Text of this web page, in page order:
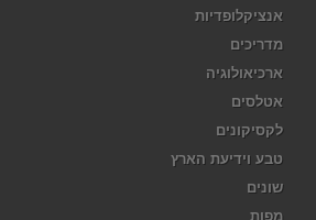
אנציקלופדיות
מדריכים
ארכיאולוגיה
אטלסים
לקסיקונים
טבע וידיעת הארץ
שונים
מפות